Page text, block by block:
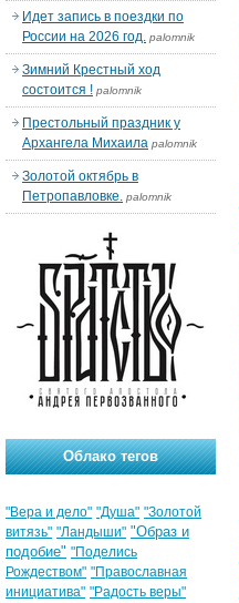
Идет запись в поездки по
России на 2026 год. palomnik
Зимний Крестный ход
состоится ! palomnik
Престольный праздник у
Архангела Михаила palomnik
Золотой октябрь в
Петропавловке. palomnik
Облако тегов
"Вера и дело" "Душа" "Золотой
витязь" "Ландыши" "Образ и
подобие" "Поделись
Рождеством" "Православная
инициатива" "Радость веры"